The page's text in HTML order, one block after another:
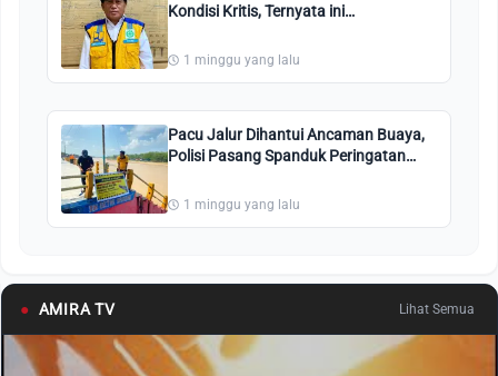
Kondisi Kritis, Ternyata ini
1 minggu yang lalu
Pacu Jalur Dihantui Ancaman Buaya,
Polisi Pasang Spanduk Peringatan
1 minggu yang lalu
● AMIRA TV Lihat Semua